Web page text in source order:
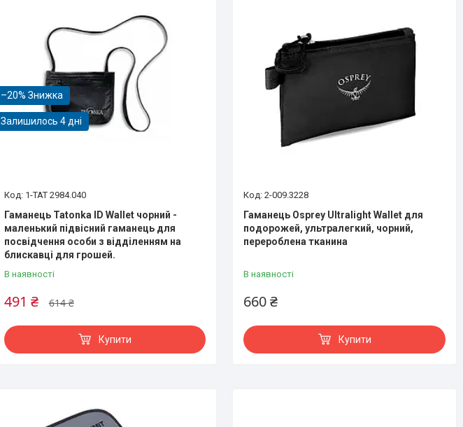
–20%
Залишилось 4 дні
1-TAT 2984.040
Гаманець Tatonka ID Wallet чорний -
маленький підвісний гаманець для
посвідчення особи з відділенням на
блискавці для грошей.
В наявності
614 ₴
491 ₴
Купити
2-009.3228
Гаманець Osprey Ultralight Wallet для
подорожей, ультралегкий, чорний,
перероблена тканина
В наявності
660 ₴
Купити